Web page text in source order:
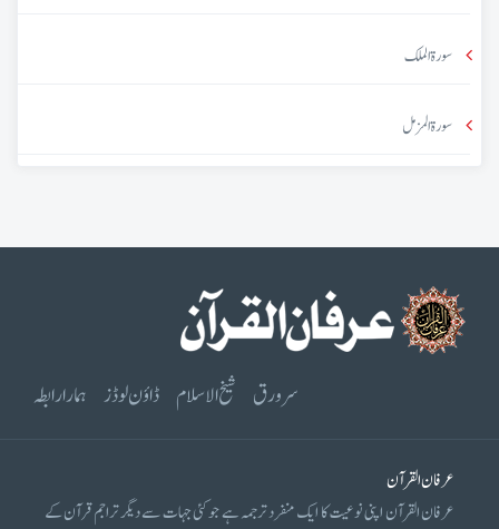
سورۃ الملک
سورۃ المزمل
سرورق شیخ الاسلام ڈاؤن لوڈز ہمارا رابطہ
عرفان القرآن
عرفان القرآن اپنی نوعیت کا ایک منفرد ترجمہ ہے جو کئی جہات سے دیگر تراجم قرآن کے